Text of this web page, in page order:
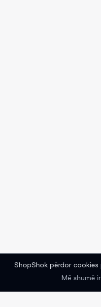
ShopShok përdor
Më shumë